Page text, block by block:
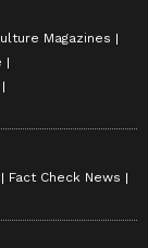
Magazines
Fact Check News